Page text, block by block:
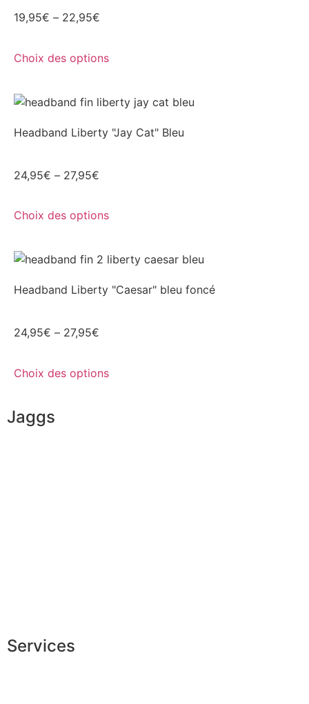
19,95€ – 22,95€
Choix des options
Headband Liberty "Jay Cat" Bleu
24,95€ – 27,95€
Choix des options
Headband Liberty "Caesar" bleu foncé
24,95€ – 27,95€
Choix des options
Jaggs
Services